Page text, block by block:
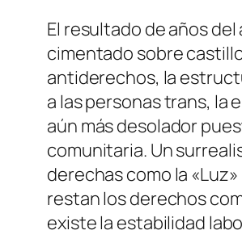
El resultado de años
cimentado sobre
antiderechos, la
a las personas trans, la
aún más desolador
comunitaria. Un
derechas como la
restan los derechos
existe la estabilidad